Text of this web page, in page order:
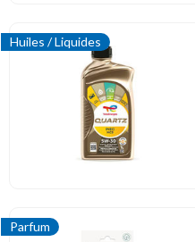
Huiles / Liquides
Parfum